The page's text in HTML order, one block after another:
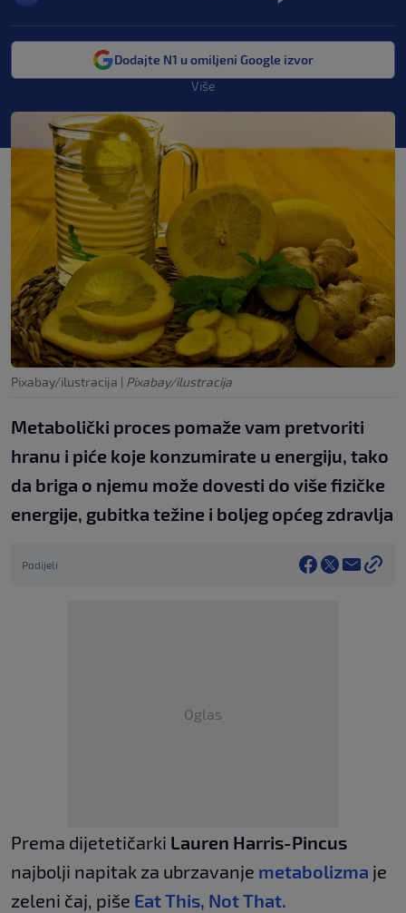
Dodajte N1 u omiljeni Google izvor
Više
Pixabay/ilustracija | Pixabay/ilustracija
Metabolički proces pomaže vam pretvoriti
hranu i piće koje konzumirate u energiju, tako
da briga o njemu može dovesti do više fizičke
energije, gubitka težine i boljeg općeg zdravlja
Podijeli
Oglas
Prema dijetetičarki Lauren Harris-Pincus
najbolji napitak za ubrzavanje metabolizma je
zeleni čaj, piše Eat This, Not That.